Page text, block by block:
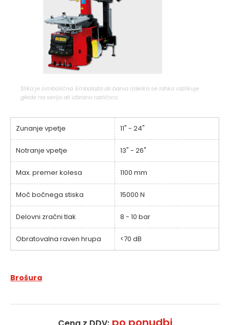
Slika je simbolična. Embalaža ali barva izdelka se lahko razlikuje
glede na serijo ali izbrano različico.
Zunanje vpetje 11" - 24"
Notranje vpetje 13" - 26"
Max. premer kolesa 1100 mm
Moč bočnega stiska 15000 N
Delovni zračni tlak 8 - 10 bar
Obratovalna raven hrupa <70 dB
Brošura